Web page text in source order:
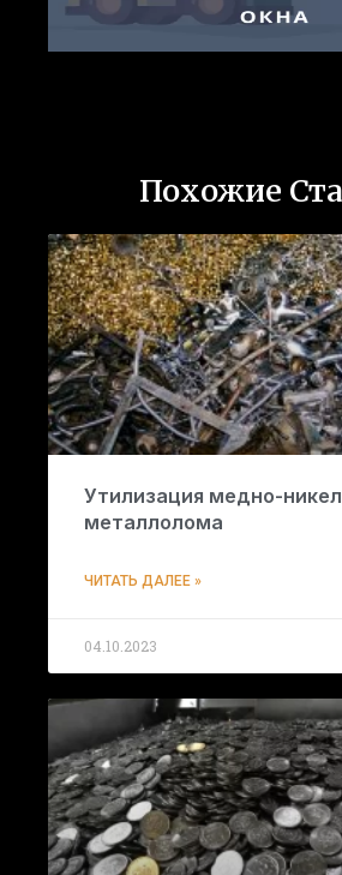
Похожие
Утилизация медно-
металлолома
ЧИТАТЬ ДАЛЕЕ »
04.10.2023